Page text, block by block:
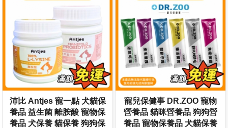
沛比 Antjes 寵一點 犬貓保
養品 益生菌 離胺酸 寵物保
養品 犬保養 貓保養 狗狗保
寵兒保健事 DR.ZOO 寵物
營養品 貓咪營養品 狗狗營
養品 寵物保養品 犬貓保養